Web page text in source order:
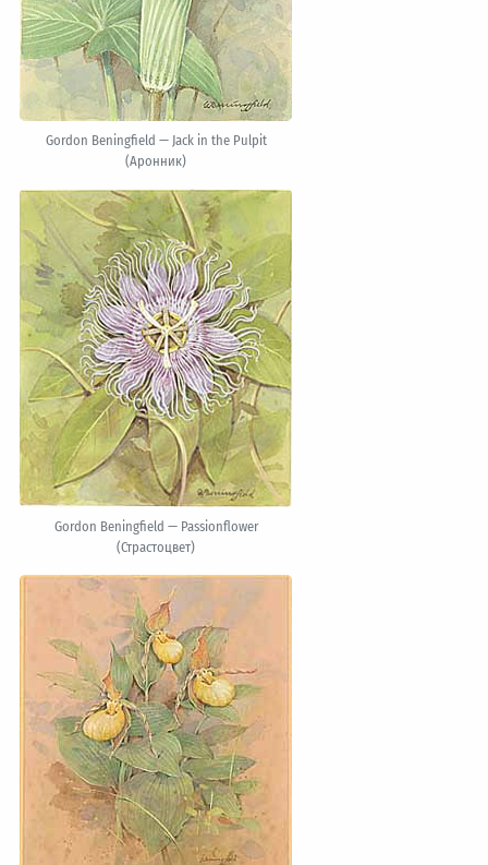
Gordon Beningfield — Jack in the Pulpit
(Аронник)
Gordon Beningfield — Passionflower
(Страстоцвет)